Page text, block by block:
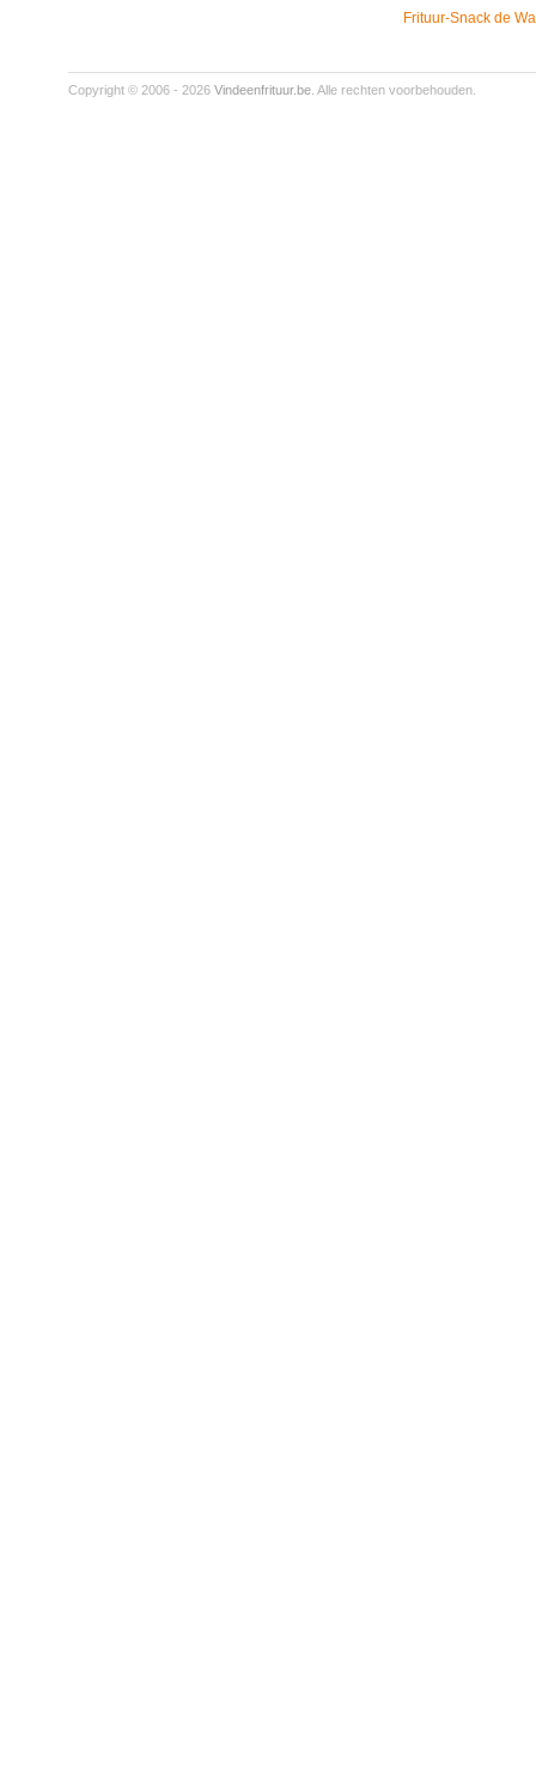
Frituur-Snack de
Copyright © 2006 - 2026 Vindeenfrituur.be . Alle rechten voorbehouden.